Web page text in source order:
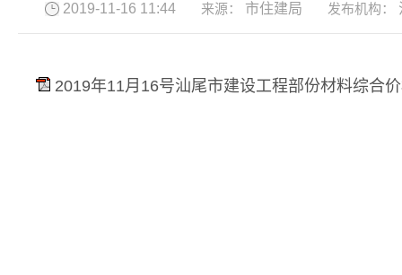
2019-11-16 11:44 来源： 市住建局 发布机构：
2019年11月16号汕尾市建设工程部份材料综合